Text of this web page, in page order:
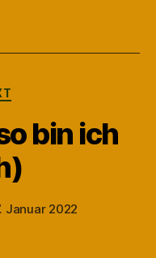
bin ich
Januar 2022